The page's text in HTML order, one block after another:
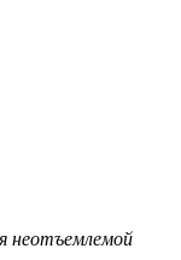
неотъемлемой